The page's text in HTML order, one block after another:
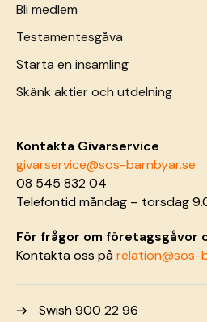
Bli medlem
Testamentesgåva
Starta en insamling
Skänk aktier och utdelning
Kontakta Givarservice
givarservice@sos-barnbyar.se
08 545 832 04
Telefontid måndag – torsdag
För frågor om företagsgåvor
Kontakta oss pårelation@sos-
Swish 900 22 96